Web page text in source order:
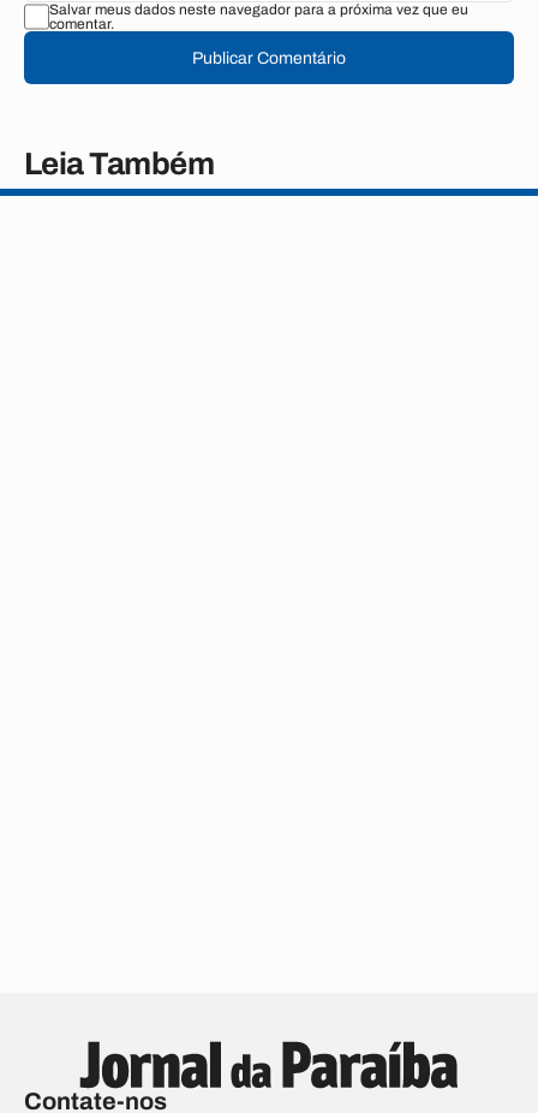
Salvar meus dados neste navegador para a próxima vez que eu
comentar.
Publicar Comentário
Leia Também
Contate-nos